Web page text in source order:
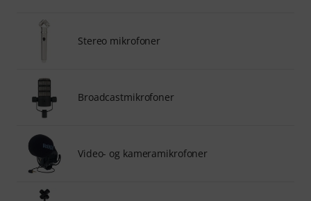
Stereo mikrofoner
Broadcastmikrofoner
Video- og kameramikrofoner